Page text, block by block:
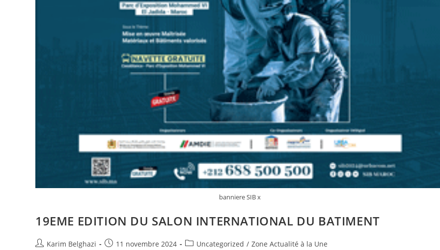
banniere SIB x
19EME EDITION DU SALON INTERNATIONAL DU BATIMENT
Karim Belghazi 11 novembre 2024 Uncategorized / Zone Actualité à la Une